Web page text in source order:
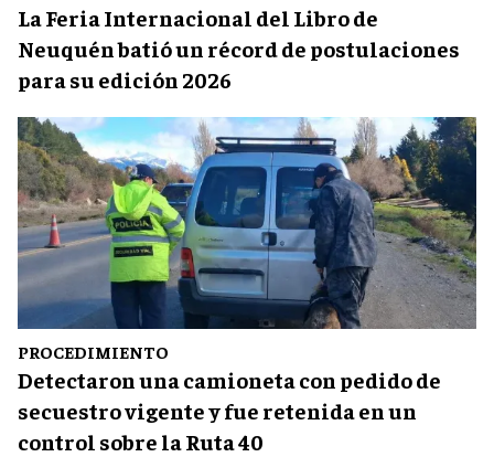
La Feria Internacional del Libro de
Neuquén batió un récord de postulaciones
para su edición 2026
PROCEDIMIENTO
Detectaron una camioneta con pedido de
secuestro vigente y fue retenida en un
control sobre la Ruta 40